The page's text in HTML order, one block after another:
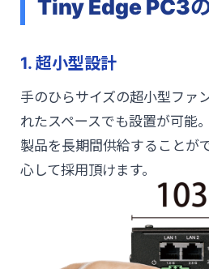
Tiny Edge PC3
1. 超小型設計
手のひらサイズの超小型ファ
れたスペースでも設置が可能
製品を長期間供給することが
心して採用頂けます。